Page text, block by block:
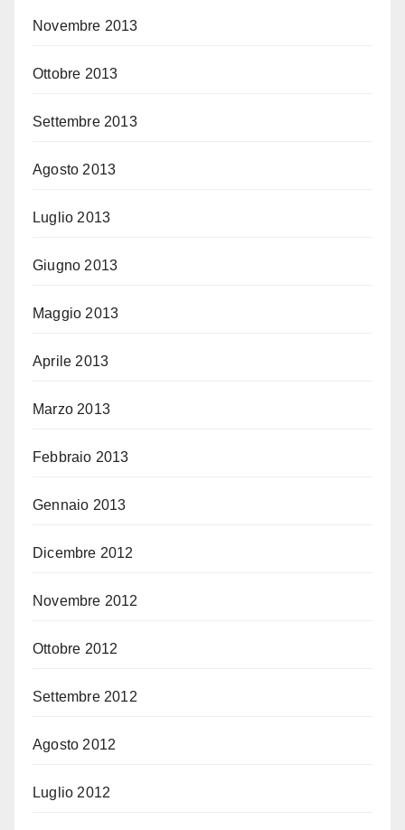
Novembre 2013
Ottobre 2013
Settembre 2013
Agosto 2013
Luglio 2013
Giugno 2013
Maggio 2013
Aprile 2013
Marzo 2013
Febbraio 2013
Gennaio 2013
Dicembre 2012
Novembre 2012
Ottobre 2012
Settembre 2012
Agosto 2012
Luglio 2012